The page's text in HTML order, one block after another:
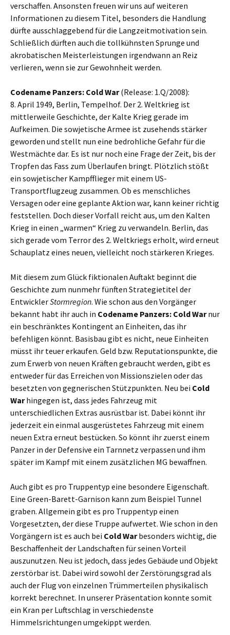
verschaffen. Ansonsten freuen wir uns auf weiteren
Informationen zu diesem Titel, besonders die Handlung
dürfte ausschlaggebend für die Langzeitmotivation sein.
Schließlich dürften auch die tollkühnsten Sprunge und
akrobatischen Meisterleistungen irgendwann an Reiz
verlieren, wenn sie zur Gewohnheit werden.
Codename Panzers: Cold War(Release: 1.Q/2008):
8. April 1949, Berlin, Tempelhof. Der 2. Weltkrieg ist
mittlerweile Geschichte, der Kalte Krieg gerade im
Aufkeimen. Die sowjetische Armee ist zusehends stärker
geworden und stellt nun eine bedrohliche Gefahr für die
Westmächte dar. Es ist nur noch eine Frage der Zeit, bis der
Tropfen das Fass zum Überlaufen bringt. Plötzlich stößt
ein sowjetischer Kampfflieger mit einem US-
Transportflugzeug zusammen. Ob es menschliches
Versagen oder eine geplante Aktion war, kann keiner richtig
feststellen. Doch dieser Vorfall reicht aus, um den Kalten
Krieg in einen „warmen“ Krieg zu verwandeln. Berlin, das
sich gerade vom Terror des 2. Weltkriegs erholt, wird erneut
Schauplatz eines neuen, vielleicht noch stärkeren Krieges.
Mit diesem zum Glück fiktionalen Auftakt beginnt die
Geschichte zum nunmehr fünften Strategietitel der
EntwicklerStormregion. Wie schon aus den Vorgänger
bekannt habt ihr auch in Codename Panzers: Cold Warnur
ein beschränktes Kontingent an Einheiten, das ihr
befehligen könnt. Basisbau gibt es nicht, neue Einheiten
müsst ihr teuer erkaufen. Geld bzw. Reputationspunkte, die
zum Erwerb von neuen Kräften gebraucht werden, gibt es
entweder für das Erreichen von Missionszielen oder das
besetzten von gegnerischen Stützpunkten. Neu bei Cold
Warhingegen ist, dass jedes Fahrzeug mit
unterschiedlichen Extras ausrüstbar ist. Dabei könnt ihr
jederzeit ein einmal ausgerüstetes Fahrzeug mit einem
neuen Extra erneut bestücken. So könnt ihr zuerst einem
Panzer in der Defensive ein Tarnnetz verpassen und ihm
später im Kampf mit einem zusätzlichen MG bewaffnen.
Auch gibt es pro Truppentyp eine besondere Eigenschaft.
Eine Green-Barett-Garnison kann zum Beispiel Tunnel
graben. Allgemein gibt es pro Truppentyp einen
Vorgesetzten, der diese Truppe aufwertet. Wie schon in den
Vorgängern ist es auch bei Cold Warbesonders wichtig, die
Beschaffenheit der Landschaften für seinen Vorteil
auszunutzen. Neu ist jedoch, dass jedes Gebäude und Objekt
zerstörbar ist. Dabei wird sowohl der Zerstörungsgrad als
auch der Flug von einzelnen Trümmerteilen physikalisch
korrekt berechnet. In unserer Präsentation konnte somit
ein Kran per Luftschlag in verschiedenste
Himmelsrichtungen umgekippt werden.